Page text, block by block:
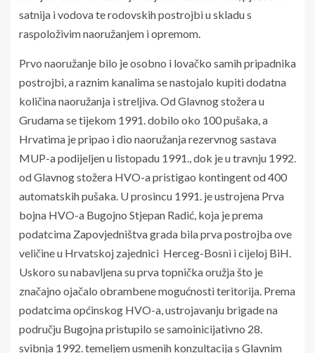
satnija i vodova te rodovskih postrojbi u skladu s
raspoloživim naoružanjem i opremom.
Prvo naoružanje bilo je osobno i lovačko samih pripadnika
postrojbi, a raznim kanalima se nastojalo kupiti dodatna
količina naoružanja i streljiva. Od Glavnog stožera u
Grudama se tijekom 1991. dobilo oko 100 pušaka, a
Hrvatima je pripao i dio naoružanja rezervnog sastava
MUP-a podijeljen u listopadu 1991., dok je u travnju 1992.
od Glavnog stožera HVO-a pristigao kontingent od 400
automatskih pušaka. U prosincu 1991. je ustrojena Prva
bojna HVO-a Bugojno Stjepan Radić, koja je prema
podatcima Zapovjedništva grada bila prva postrojba ove
veličine u Hrvatskoj zajednici Herceg-Bosni i cijeloj BiH.
Uskoro su nabavljena su prva topnička oružja što je
značajno ojačalo obrambene mogućnosti teritorija. Prema
podatcima općinskog HVO-a, ustrojavanju brigade na
području Bugojna pristupilo se samoinicijativno 28.
svibnja 1992. temeljem usmenih konzultacija s Glavnim